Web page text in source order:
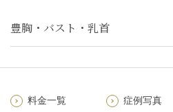
豊胸・バスト・乳首
料金一覧 症例写真